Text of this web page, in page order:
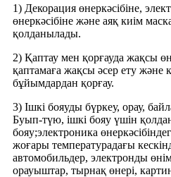
1) Декорация өнеркәсібіне,
өнеркәсібіне және аяқ киім
қолданылады.
2) Қаптау мен қорғауда жақсы
қаптамаға жақсы әсер ету және
бұйымдардан қорғау.
3) Ішкі бояуды бүркеу, орау,
Буып-түю, ішкі бояу үшін
бояу;электроника
жоғары температурадағы
автомобильдер, электронды
орауыштар, тырнақ өнері,